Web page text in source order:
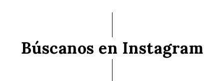
Búscanos en Instagram